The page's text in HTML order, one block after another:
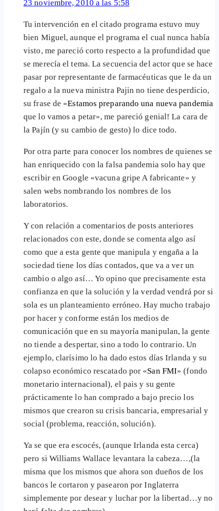
23 noviembre, 2010 a las 5:58
Tu intervención en el citado programa estuvo muy
bien Miguel, aunque el programa el cual nunca había
visto, me pareció corto respecto a la profundidad que
se merecía el tema. La secuencia del actor que se hace
pasar por representante de farmacéuticas que le da un
regalo a la nueva ministra Pajin no tiene desperdicio,
su frase de «Estamos preparando una nueva pandemia
que lo vamos a petar», me pareció genial! La cara de
la Pajín (y su cambio de gesto) lo dice todo.
Por otra parte para conocer los nombres de quienes se
han enriquecido con la falsa pandemia solo hay que
escribir en Google «vacuna gripe A fabricante» y
salen webs nombrando los nombres de los
laboratorios.
Y con relación a comentarios de posts anteriores
relacionados con este, donde se comenta algo así
como que a esta gente que manipula y engaña a la
sociedad tiene los días contados, que va a ver un
cambio o algo así… Yo opino que precisamente esta
confianza en que la solución y la verdad vendrá por si
sola es un planteamiento erróneo. Hay mucho trabajo
por hacer y conforme están los medios de
comunicación que en su mayoría manipulan, la gente
no tiende a despertar, sino a todo lo contrario. Un
ejemplo, clarísimo lo ha dado estos días Irlanda y su
colapso económico rescatado por «San FMI» (fondo
monetario internacional), el pais y su gente
prácticamente lo han comprado a bajo precio los
mismos que crearon su crisis bancaria, empresarial y
social (problema, reacción, solución).
Ya se que era escocés, (aunque Irlanda esta cerca)
pero si Williams Wallace levantara la cabeza…,(la
misma que los mismos que ahora son dueños de los
bancos le cortaron y pasearon por Inglaterra
simplemente por desear y luchar por la libertad…y no